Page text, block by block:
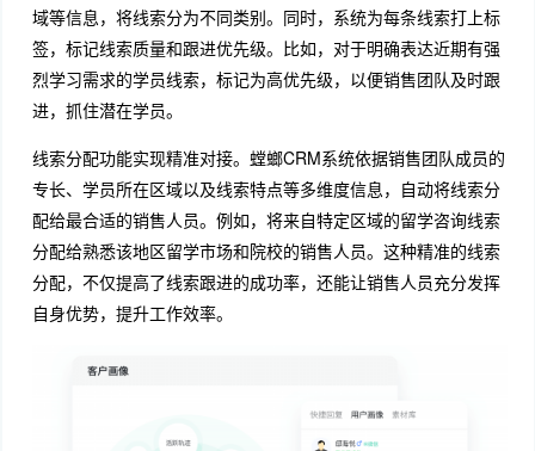
域等信息，将线索分为不同类别。同时，系统为每条线索打上标
签，标记线索质量和跟进优先级。比如，对于明确表达近期有强
烈学习需求的学员线索，标记为高优先级，以便销售团队及时跟
进，抓住潜在学员。
线索分配功能实现精准对接。螳螂CRM系统依据销售团队成员的
专长、学员所在区域以及线索特点等多维度信息，自动将线索分
配给最合适的销售人员。例如，将来自特定区域的留学咨询线索
分配给熟悉该地区留学市场和院校的销售人员。这种精准的线索
分配，不仅提高了线索跟进的成功率，还能让销售人员充分发挥
自身优势，提升工作效率。